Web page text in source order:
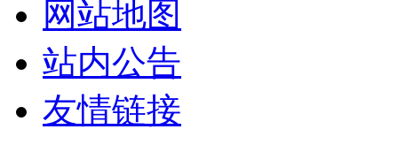
网站地图
站内公告
友情链接